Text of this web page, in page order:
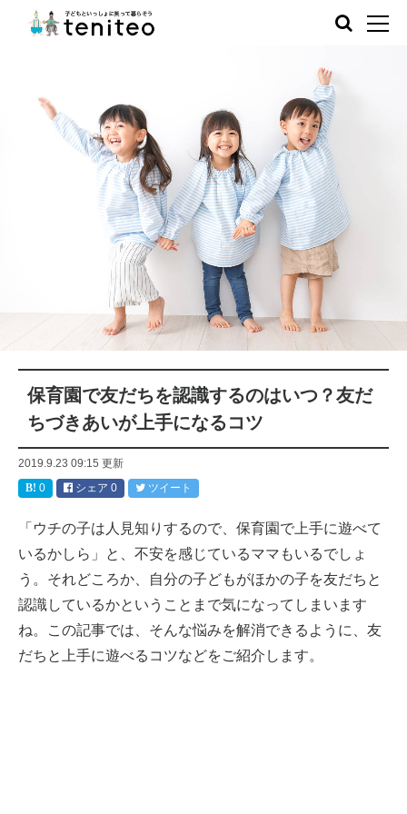
保育園で友だちを認識するのはいつ？友だ
ちづきあいが上手になるコツ
2019.9.23 09:15 更新
0
シェア 0 ツイート
「ウチの子は人見知りするので、保育園で上手に遊べて
いるかしら」と、不安を感じているママもいるでしょ
う。それどころか、自分の子どもがほかの子を友だちと
認識しているかということまで気になってしまいます
ね。この記事では、そんな悩みを解消できるように、友
だちと上手に遊べるコツなどをご紹介します。